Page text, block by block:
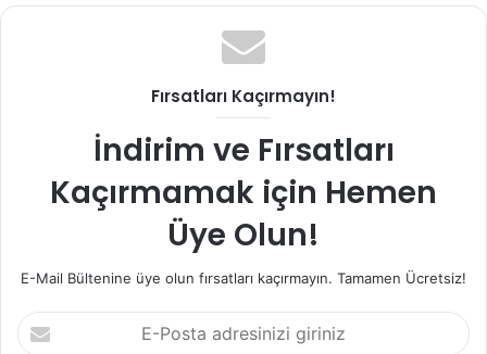
Dehb ( dikkat eksikliği ve hiperaktivite bozukluğu)
Tweet Share
Share Share
Fırsatları Kaçırmayın!
İndirim ve Fırsatları
Kaçırmamak için Hemen
Üye Olun!
E-Mail Bültenine üye olun fırsatları kaçırmayın. Tamamen Ücretsiz!
E-
Posta